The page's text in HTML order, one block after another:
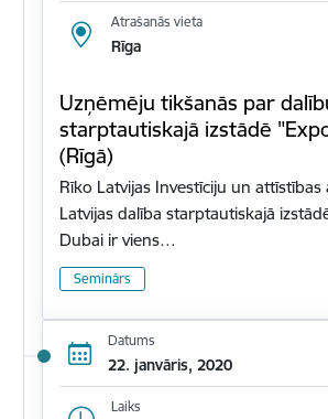
Atrašanās vieta
Rīga
Uzņēmēju tikšanās par
starptautiskajā izstādē
(Rīgā)
Rīko Latvijas Investīciju un attīstības
Latvijas dalība starptautiskajā
Dubai ir viens…
Seminārs
Datums
22. janvāris, 2020
Laiks